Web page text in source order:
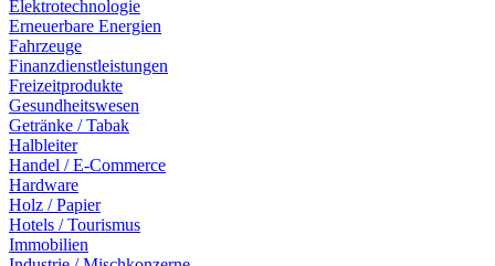
Elektrotechnologie
Erneuerbare Energien
Fahrzeuge
Finanzdienstleistungen
Freizeitprodukte
Gesundheitswesen
Getränke / Tabak
Halbleiter
Handel / E-Commerce
Hardware
Holz / Papier
Hotels / Tourismus
Immobilien